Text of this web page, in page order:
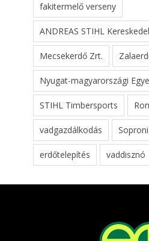
fakitermelő verseny
ANDREAS STIHL
Mecsekerdő Zrt.
Nyugat-magyarországi
STIHL Timbersports
vadgazdálkodás
erdőtelepítés vaddisznó